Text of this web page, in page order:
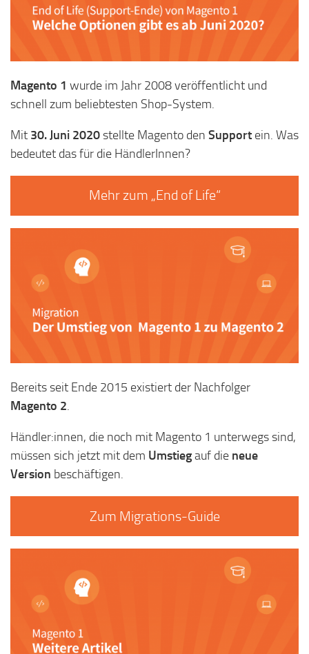
Magento 1 wurde im Jahr 2008 veröffentlicht und
schnell zum beliebtesten Shop-System.
Mit 30. Juni 2020stellte Magento den Support ein. Was
bedeutet das für die HändlerInnen?
Mehr zum „End of Life“
Bereits seit Ende 2015 existiert der Nachfolger
Magento 2.
Händler:innen, die noch mit Magento 1 unterwegs sind,
müssen sich jetzt mit dem Umstiegauf die neue
Version beschäftigen.
Zum Migrations-Guide